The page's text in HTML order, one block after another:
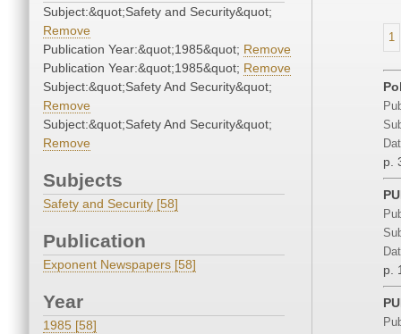
Subject:&quot;Safety and Security&quot;
Remove
Publication Year:&quot;1985&quot; Remove
Publication Year:&quot;1985&quot; Remove
Subject:&quot;Safety And Security&quot;
Remove
Subject:&quot;Safety And Security&quot;
Remove
Subjects
Safety and Security [58]
Publication
Exponent Newspapers [58]
Year
1985 [58]
1
p.
p.